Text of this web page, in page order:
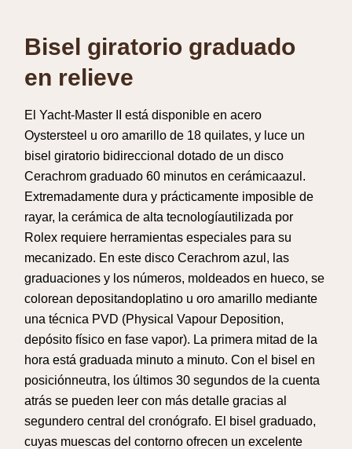
Bisel giratorio graduado
en relieve
El Yacht-Master IIestá disponible enacero
Oystersteel uoro amarillo de 18quilates, y luce un
biselgiratorio bidireccional dotado de un disco
Cerachromgraduado 60 minutos encerámicaazul .
Extremadamente dura y prácticamente imposible de
rayar, lacerámica dealta tecnologíautilizada por
Rolex requiere herramientas especiales para su
mecanizado. En este disco Cerachromazul , las
graduaciones y los números, moldeados en hueco, se
colorean depositandoplatino uoro amarillo mediante
una técnica PVD (PhysicalVapour Deposition,
depósito físico enfase vapor). La primera mitad de la
horaestá graduada minuto a minuto. Con el bisel en
posiciónneutra, los últimos 30segundos de lacuenta
atrás se pueden leer con más detalle gracias al
segundero centraldel cronógrafo. El biselgraduado,
cuyas muescas del contorno ofrecen unexcelente